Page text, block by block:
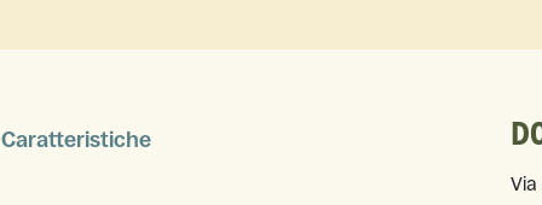
Caratteristiche